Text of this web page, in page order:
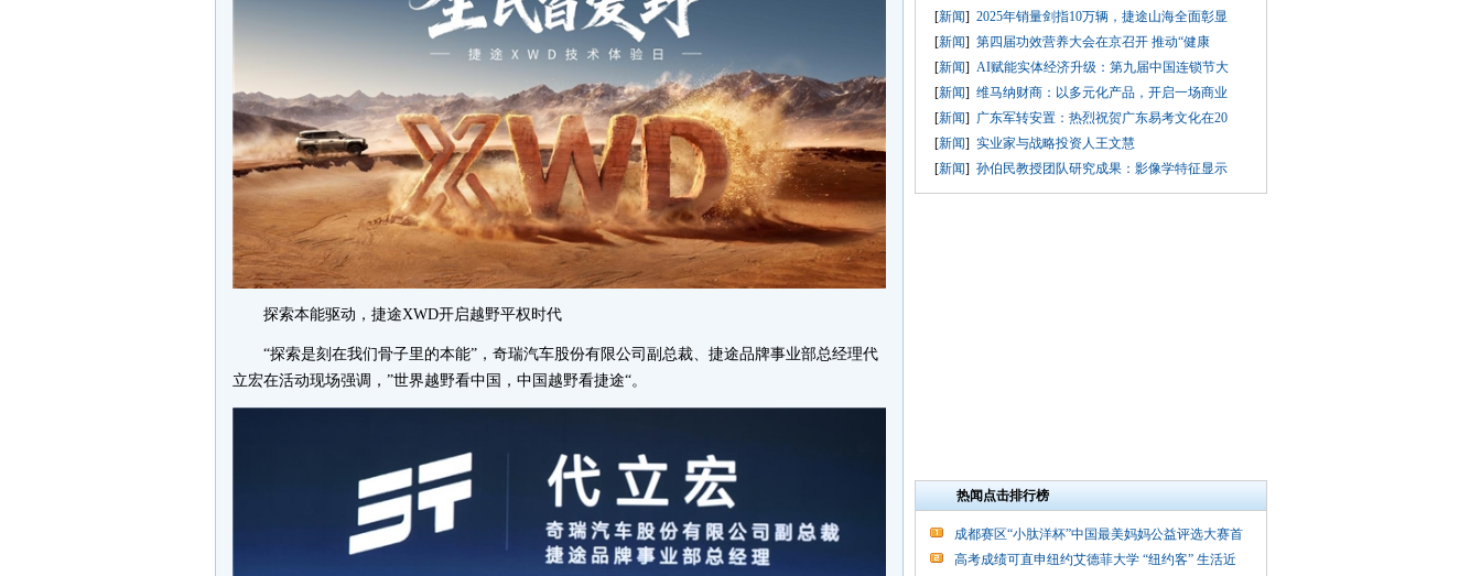
探索本能驱动，捷途XWD开启越野平权时代
“探索是刻在我们骨子里的本能”，奇瑞汽车股份有限公司副总裁、捷途品牌事业部总经理代
立宏在活动现场强调，”世界越野看中国，中国越野看捷途“。
[新闻] 2025年销量剑指10万辆，捷途山海全面彰显
[新闻] 第四届功效营养大会在京召开 推动“健康
[新闻] AI赋能实体经济升级：第九届中国连锁节大
[新闻] 维马纳财商：以多元化产品，开启一场商业
[新闻] 广东军转安置：热烈祝贺广东易考文化在20
[新闻] 实业家与战略投资人王文慧
[新闻] 孙伯民教授团队研究成果：影像学特征显示
热闻点击排行榜
成都赛区“小肽洋杯”中国最美妈妈公益评选大赛首
高考成绩可直申纽约艾德菲大学 “纽约客” 生活近